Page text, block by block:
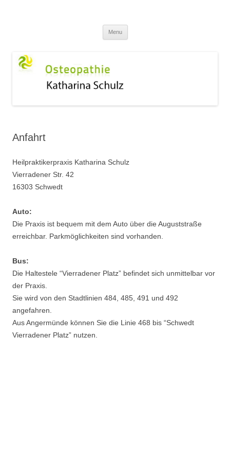
Menu
Anfahrt
Heilpraktikerpraxis Katharina Schulz
Vierradener Str. 42
16303 Schwedt
Auto:
Die Praxis ist bequem mit dem Auto über die Auguststraße
erreichbar. Parkmöglichkeiten sind vorhanden.
Bus:
Die Haltestele “Vierradener Platz” befindet sich unmittelbar vor
der Praxis.
Sie wird von den Stadtlinien 484, 485, 491 und 492
angefahren.
Aus Angermünde können Sie die Linie 468 bis “Schwedt
Vierradener Platz” nutzen.